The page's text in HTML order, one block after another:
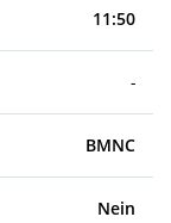
11:50
-
BMNC
Nein